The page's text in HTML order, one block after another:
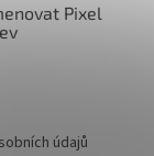
Pixel
údajů